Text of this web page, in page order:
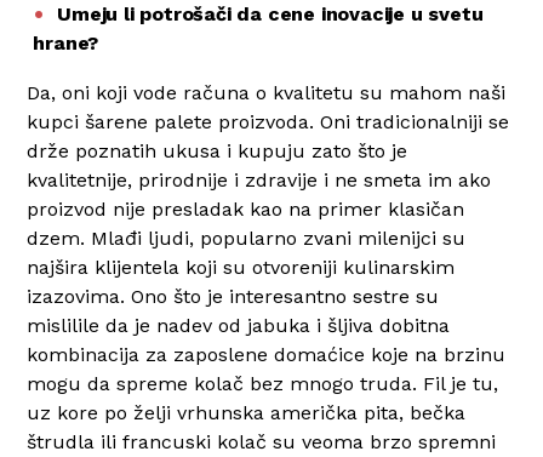
Umeju li potrošači da cene inovacije u svetu
hrane?
Da, oni koji vode računa o kvalitetu su mahom naši
kupci šarene palete proizvoda. Oni tradicionalniji se
drže poznatih ukusa i kupuju zato što je
kvalitetnije, prirodnije i zdravije i ne smeta im ako
proizvod nije presladak kao na primer klasičan
dzem. Mlađi ljudi, popularno zvani milenijci su
najšira klijentela koji su otvoreniji kulinarskim
izazovima. Ono što je interesantno sestre su
mislilile da je nadev od jabuka i šljiva dobitna
kombinacija za zaposlene domaćice koje na brzinu
mogu da spreme kolač bez mnogo truda. Fil je tu,
uz kore po želji vrhunska američka pita, bečka
štrudla ili francuski kolač su veoma brzo spremni